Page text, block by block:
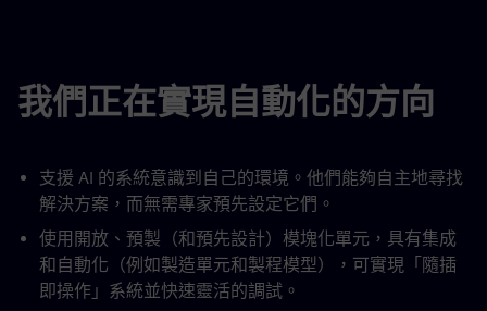
我們正在實現自動化的方向
支援 AI 的系統意識到自己的環境。他們能夠自主地尋找
解決方案，而無需專家預先設定它們。
使用開放、預製（和預先設計）模塊化單元，具有集成
和自動化（例如製造單元和製程模型），可實現「隨插
即操作」系統並快速靈活的調試。